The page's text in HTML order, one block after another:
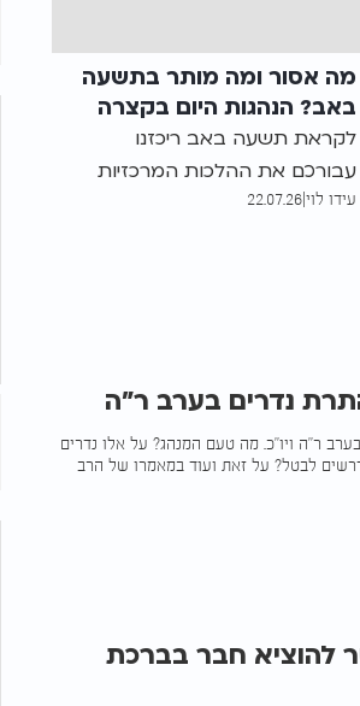
מה אסור ומה מותר בתשעה
באב? הנהגות היום בקצרה
לקראת תשעה באב ריכזנו
עבורכם את ההלכות המרכזיות
של היום: מה אסור לעשות, מתי
עידו לוי|
22.07.26
נדרים בערב ר"ה
ר"ה ויו"כ. מה טעם המנהג? על אלו נדרים
לבטל? על זאת ועוד במאמרו של הרב
להוציא חבר בברכת